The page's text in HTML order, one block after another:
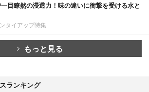
目瞭然の浸透力！味の違いに衝撃を受ける水と
タイアップ特集
もっと見る
ランキング